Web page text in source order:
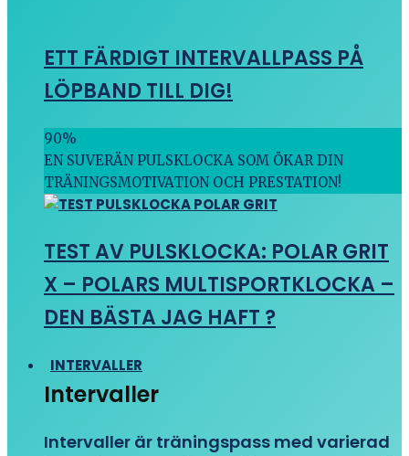
ETT FÄRDIGT INTERVALLPASS PÅ
LÖPBAND TILL DIG!
90%
EN SUVERÄN PULSKLOCKA SOM ÖKAR DIN
TRÄNINGSMOTIVATION OCH PRESTATION!
TEST AV PULSKLOCKA: POLAR GRIT
X – POLARS MULTISPORTKLOCKA –
DEN BÄSTA JAG HAFT ?
INTERVALLER
Intervaller
Intervaller är träningspass med varierad